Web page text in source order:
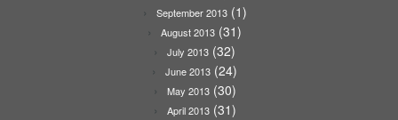
September 2013(1)
August 2013 (31)
July 2013 (32)
June 2013 (24)
May 2013(30)
April 2013(31)